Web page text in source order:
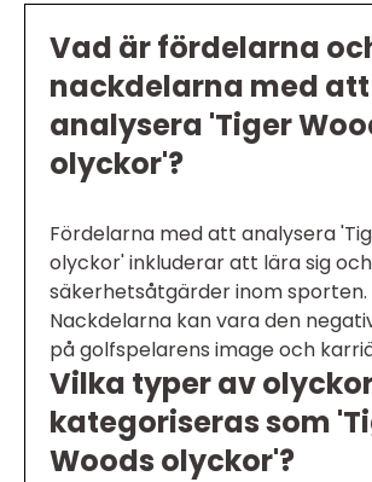
Vad är fördelarna
nackdelarna med att
analysera 'Tiger
olyckor'?
Fördelarna med att analysera
olyckor' inkluderar att lära sig
säkerhetsåtgärder inom sporten.
Nackdelarna kan vara den
på golfspelarens image och
Vilka typer av
kategoriseras som
Woods olyckor'?